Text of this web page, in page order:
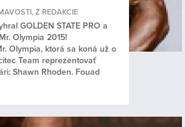
,Z REDAKCIE
GOLDEN STATE PRO a
Olympia 2015!
Olympia, ktorá sa koná už o
Team reprezentovať
Shawn Rhoden, Fouad